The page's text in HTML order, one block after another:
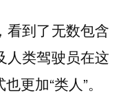
看到了无数包含
人类驾驶员在这
更加“类人”。